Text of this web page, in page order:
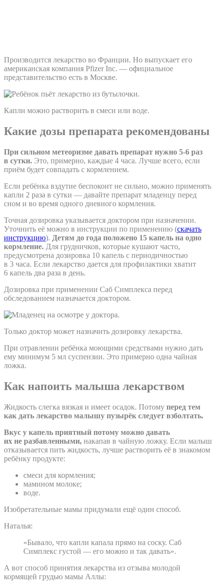
Производится лекарство во Франции. Но выпускает его
американская компания Pfizer Inc. — официальное
представительство есть в Москве.
Капли можно растворить в смеси или воде.
Какие дозы препарата рекомендованы
При сильном метеоризме давать препарат нужно 5-6 раз
в сутки. Это, примерно, каждые 4 часа. Лучше всего, если
приём будет совпадать с кормлением.
Если ребёнка вздутие беспокоит не сильно, можно применять
капли 2 раза в сутки — давайте препарат младенцу перед
сном и во время одного дневного кормления.
Точная дозировка указывается доктором при назначении.
Уточнить её можно в инструкции по применению (скачать
инструкцию). Детям до года положено 15 капель на одно
кормление. Для грудничков, которые кушают часто,
предусмотрена дозировка 10 капель с периодичностью
в 3 часа. Если лекарство дается для профилактики хватит
6 капель два раза в день.
Дозировка при применении Саб Симплекса перед
обследованием назначается доктором.
Только доктор может назначить дозировку лекарства.
При отравлении ребёнка моющими средствами нужно дать
ему минимум 5 мл суспензии. Это примерно одна чайная
ложка.
Как напоить малыша лекарством
Жидкость слегка вязкая и имеет осадок. Потому перед тем
как дать лекарство малышу пузырёк следует взболтать.
Вкус у капель приятный потому можно давать
их не разбавленными, накапав в чайную ложку. Если малыш
отказывается пить жидкость, лучше растворить её в знакомом
ребёнку продукте:
смеси для кормления;
мамином молоке;
воде.
Изобретательные мамы придумали ещё один способ.
Наталья:
«Бывало, что капли капала прямо на соску. Саб
Симплекс густой — его можно и так давать».
А вот способ принятия лекарства из отзыва молодой
кормящей грудью мамы Аллы: